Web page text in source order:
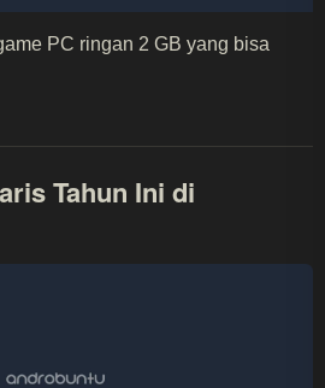
PC ringan 2 GB yang bisa
Tahun Ini di